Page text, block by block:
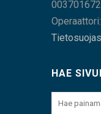
HAE